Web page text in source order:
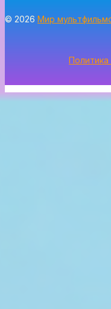
© 2026 Мир